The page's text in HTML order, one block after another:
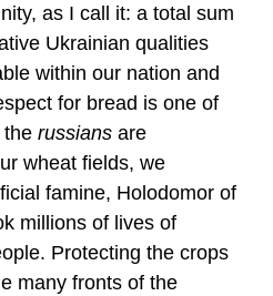
as I call it: a total sum
Ukrainian qualities
within our nation and
for bread is one of
the russians are
wheat fields, we
famine, Holodomor of
millions of lives of
Protecting the crops
many fronts of the